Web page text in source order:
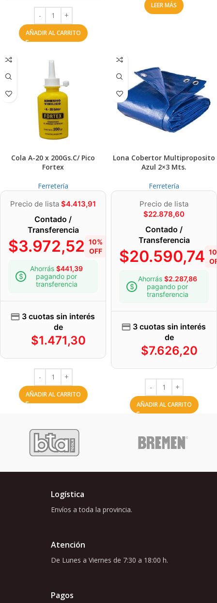
AÑADIR AL CARRITO
LEER MÁS
Cola A-20 x 200Gs.C/ Pico
Fortex
Ferretería
Precio de lista $4.413,91
Contado /
Transferencia
$3.972,52 10%
OFF
Ahorrás $441,39
pagando por
transferencia
3 cuotas sin interés
de
$1.471,30
AÑADIR AL CARRITO
Lona Cobertor Multiproposito
Azul 2×3 Mts.
Ferretería
Precio de lista
$22.878,60
Contado /
Transferencia
$20.590,74
Ahorrás $2.287,86
pagando por
transferencia
3 cuotas sin interés
de
$7.626,20
AÑADIR AL CARRITO
Logística
Envíos a toda la provincia.
Atención
De Lunes a Viernes de 7:30 a 18:00 h.
Pagos